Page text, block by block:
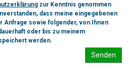
zur Kenntnis genommen
dass meine eingegebenen
Anfrage sowie folgender, von Ihnen
oder bis zu meinem
werden.
Senden